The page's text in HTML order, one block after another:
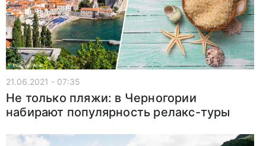
21.06.2021 - 07:35
Не только пляжи: в Черногории
набирают популярность релакс-туры